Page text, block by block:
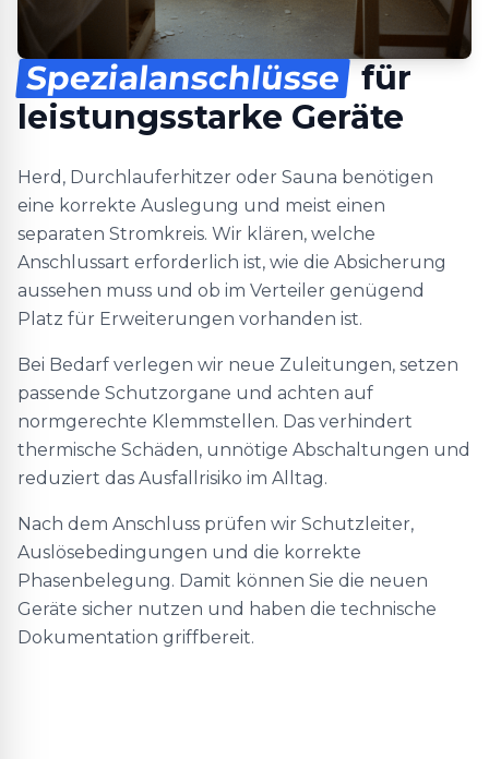
Spezialanschlüsse für
leistungsstarke Geräte
Herd, Durchlauferhitzer oder Sauna benötigen
eine korrekte Auslegung und meist einen
separaten Stromkreis. Wir klären, welche
Anschlussart erforderlich ist, wie die Absicherung
aussehen muss und ob im Verteiler genügend
Platz für Erweiterungen vorhanden ist.
Bei Bedarf verlegen wir neue Zuleitungen, setzen
passende Schutzorgane und achten auf
normgerechte Klemmstellen. Das verhindert
thermische Schäden, unnötige Abschaltungen und
reduziert das Ausfallrisiko im Alltag.
Nach dem Anschluss prüfen wir Schutzleiter,
Auslösebedingungen und die korrekte
Phasenbelegung. Damit können Sie die neuen
Geräte sicher nutzen und haben die technische
Dokumentation griffbereit.